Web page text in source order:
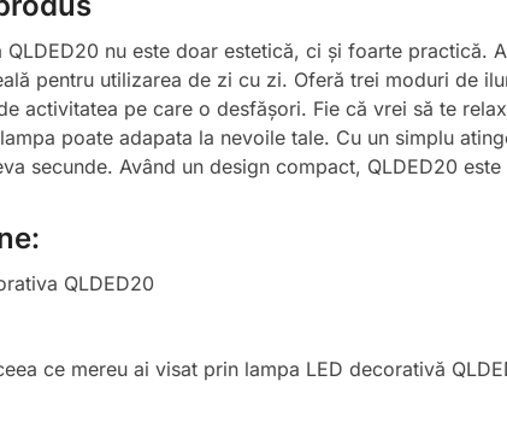
QLDED20 nu este doar estetică, ci și foarte
pentru utilizarea de zi cu zi. Oferă trei moduri de
activitatea pe care o desfășori. Fie că vrei să te
poate adapata la nevoile tale. Cu un simplu
secunde. Având un design compact, QLDED20
QLDED20
ce mereu ai visat prin lampa LED decorativă